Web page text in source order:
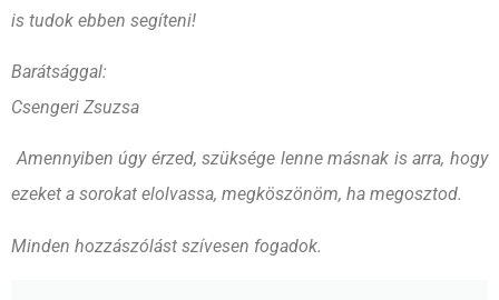
is tudok ebben segíteni!
Barátsággal:
Csengeri Zsuzsa
Amennyiben úgy érzed, szüksége lenne másnak is arra, hogy
ezeket a sorokat elolvassa, megköszönöm, ha megosztod.
Minden hozzászólást szívesen fogadok.